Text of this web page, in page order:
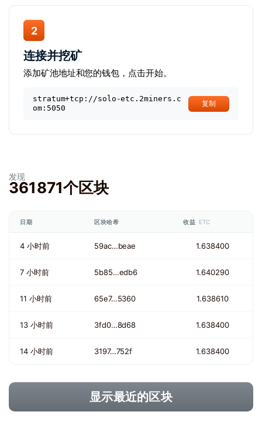
2
连接并挖矿
添加矿池地址和您的钱包，点击开始。
stratum+tcp://solo-etc.2miners.c
om:5050
复制
发现
361871个区块
日期 区块哈希 收益 ETC
4 小时前 59ac…beae 1.638400
7 小时前 5b85…edb6 1.640290
11 小时前 65e7…5360 1.638610
13 小时前 3fd0…8d68 1.638400
14 小时前 3197…752f 1.638400
显示最近的区块